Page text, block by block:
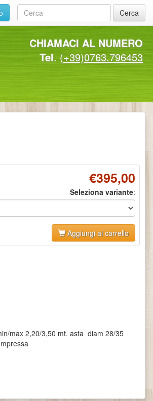
Cerca
CHIAMACI AL NUMERO
Tel. (+39)0763.796453
€395,00
Seleziona variante:
Aggiungi al carrello
max 2,20/3,50 mt. asta diam 28/35